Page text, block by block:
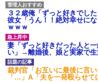
３２歳俺「ずっと好きでし
彼女「うん！！絶対幸せ
ｗｗｗ
妻「ずっと好きだった人と
い」→離婚後、娘と実家で
裁判官「お互いに最後に言
「…」A「夫を一発殴らせて